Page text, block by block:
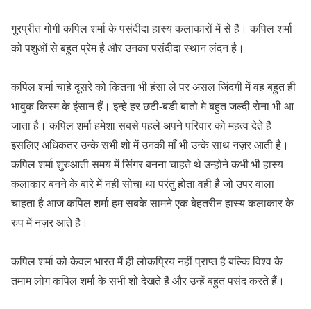
गुरप्रीत गोगी कपिल शर्मा के पसंदीदा हास्य कलाकारों में से हैं। कपिल शर्मा
को पशुओं से बहुत प्रेम है और उनका पसंदीदा स्थान लंदन है।
कपिल शर्मा चाहे दूसरे को कितना भी हंसा ले पर असल जिंदगी में वह बहुत ही
भावुक किस्म के इंसान हैं। इन्हे हर छटी-बडी बातो मे बहुत जल्दी रोना भी आ
जाता है। कपिल शर्मा हमेशा सबसे पहले अपने परिवार को महत्व देते है
इसलिए अधिकतर उन्के सभी शो में उनकी माँ भी उन्के साथ नज़र आती है।
कपिल शर्मा शुरुआती समय में सिंगर बनना चाहते थे उन्होने कभी भी हास्य
कलाकार बनने के बारे में नहीं सोचा था परंतु होता वही है जो उपर वाला
चाहता है आज कपिल शर्मा हम सबके सामने एक बेहतरीन हास्य कलाकार के
रुप में नज़र आते है।
कपिल शर्मा को केवल भारत में ही लोकप्रिय नहीं प्राप्त है बल्कि विश्व के
तमाम लोग कपिल शर्मा के सभी शो देखते हैं और उन्हें बहुत पसंद करते हैं।